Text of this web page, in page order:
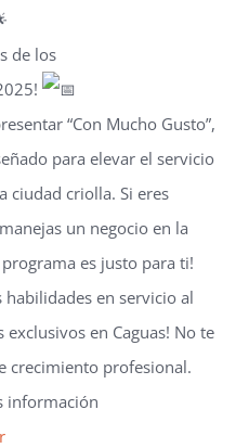
de los
“Con Mucho Gusto”,
para elevar el servicio
ciudad criolla. Si eres
un negocio en la
es justo para ti!
habilidades en servicio al
en Caguas! No te
crecimiento profesional.
información